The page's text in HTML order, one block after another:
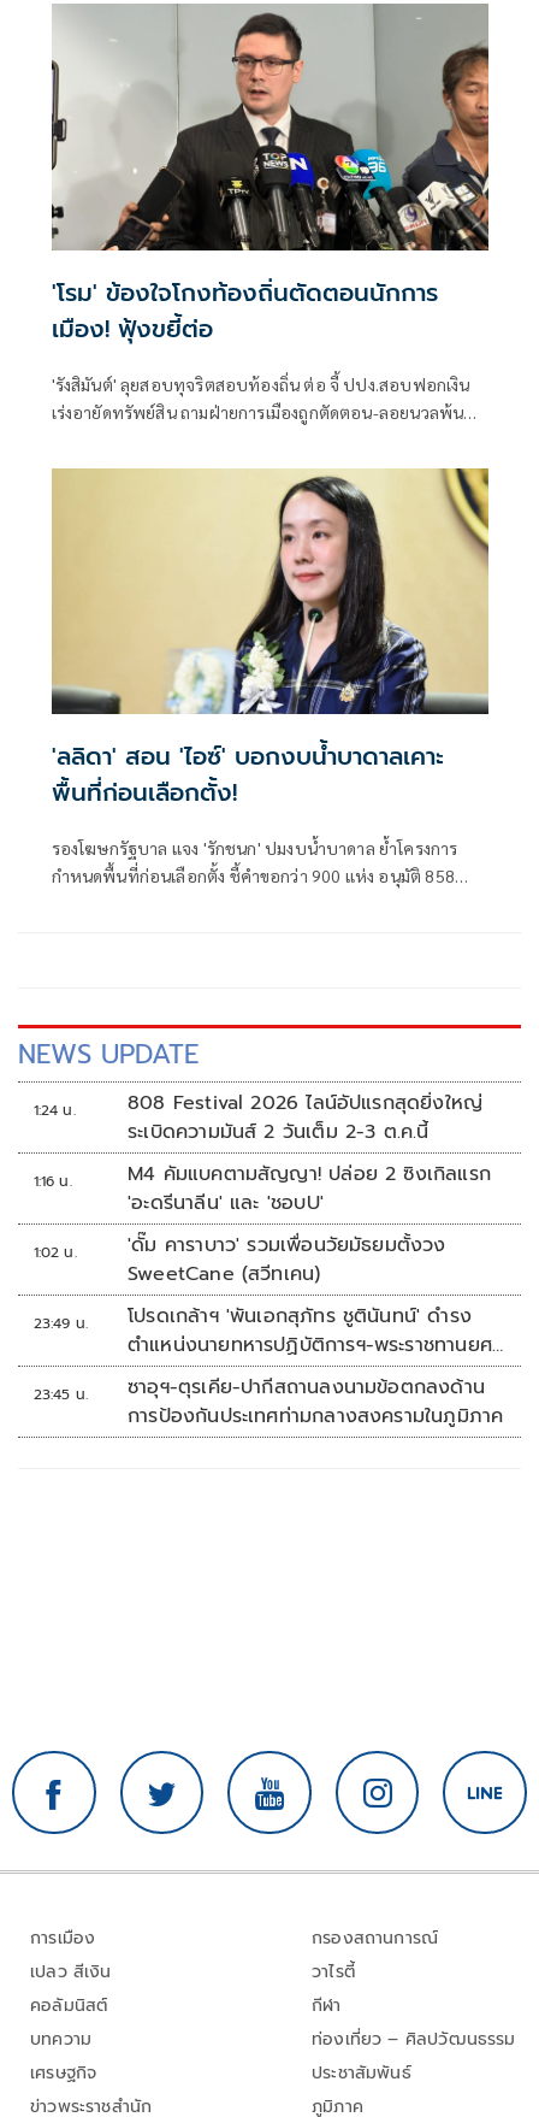
'โรม' ข้องใจโกงท้องถิ่นตัดตอนนักการ
เมือง! ฟุ้งขยี้ต่อ
'รังสิมันต์' ลุยสอบทุจริตสอบท้องถิ่น ต่อ จี้ ปปง.สอบฟอกเงิน
เร่งอายัดทรัพย์สิน ถามฝ่ายการเมืองถูกตัดตอน-ลอยนวลพ้นผิด
รัดกุมหรือไม่
'ลลิดา' สอน 'ไอซ์' บอกงบน้ำบาดาลเคาะ
พื้นที่ก่อนเลือกตั้ง!
รองโฆษกรัฐบาล แจง 'รักชนก' ปมงบน้ำบาดาล ย้ำโครงการ
กำหนดพื้นที่ก่อนเลือกตั้ง ชี้คำขอกว่า 900 แห่ง อนุมัติ 858
NEWS UPDATE
1:24 น.
808 Festival 2026 ไลน์อัปแรกสุดยิ่งใหญ่
ระเบิดความมันส์ 2 วันเต็ม 2-3 ต.ค.นี้
1:16 น.
M4 คัมแบคตามสัญญา! ปล่อย 2 ซิงเกิลแรก
'อะดรีนาลีน' และ 'ชอบU'
1:02 น.
'ดั๊ม คาราบาว' รวมเพื่อนวัยมัธยมตั้งวง
SweetCane (สวีทเคน)
23:49 น.
โปรดเกล้าฯ 'พันเอกสุภัทร ชูตินันทน์' ดำรง
ตำแหน่งนายทหารปฏิบัติการฯ-พระราชทานยศ
'พลตรี'
23:45 น.
ซาอุฯ-ตุรเคีย-ปากีสถานลงนามข้อตกลงด้าน
การป้องกันประเทศท่ามกลางสงครามในภูมิภาค
การเมือง
เปลว สีเงิน
คอลัมนิสต์
บทความ
เศรษฐกิจ
ข่าวพระราชสำนัก
กรองสถานการณ์
วาไรตี้
กีฬา
ท่องเที่ยว – ศิลปวัฒนธรรม
ประชาสัมพันธ์
ภูมิภาค